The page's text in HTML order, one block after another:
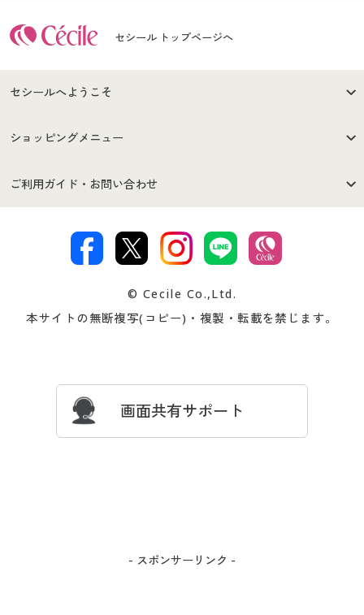
セシール トップページへ
セシールへようこそ
はじめての方へ
セシールご利用規約
著作権・商標について 会社案内
ショッピングメニュー
商品カテゴリ
プレゼント＆キャンペーン サイトマップ
ご利用ガイド・お問い合わせ
交換・返品は お支払は
ついて
忘れの場合
© Cecile Co.,Ltd.
本サイトの無断複写(コピー)・複製・転載を禁じます。
画面共有サポート
- スポンサーリンク -